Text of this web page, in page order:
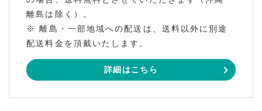
離島は除く）。
※ 離島・一部地域への配送は、送料以外に別途
配送料金を頂戴いたします。
詳細はこちら